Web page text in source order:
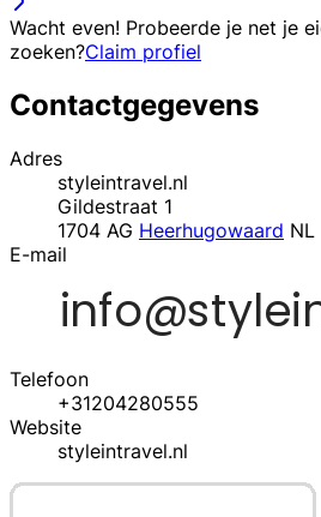
Wacht even! Probeerde je net je
zoeken?Claim profiel
Contactgegevens
Adres
styleintravel.nl
Gildestraat 1
1704 AG Heerhugowaard NL
E-mail
Telefoon
+31204280555
Website
styleintravel.nl